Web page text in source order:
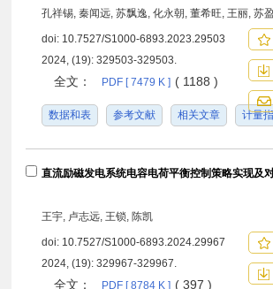
孔祥锡, 秦闻远, 苏飘逸, 化永朝, 董希旺, 王丽, 苏
doi: 10.7527/S1000-6893.2023.29503
2024, (19): 329503-329503.
全文： PDF [ 7479 K ] ( 1188 )
数据和表 参考文献 相关文章 计量
直流励磁发电系统电容电荷平衡控制策略实现及
王宇, 卢志远, 王锁, 陈凯
doi: 10.7527/S1000-6893.2024.29967
2024, (19): 329967-329967.
全文： PDF [ 8784 K ] ( 397 )